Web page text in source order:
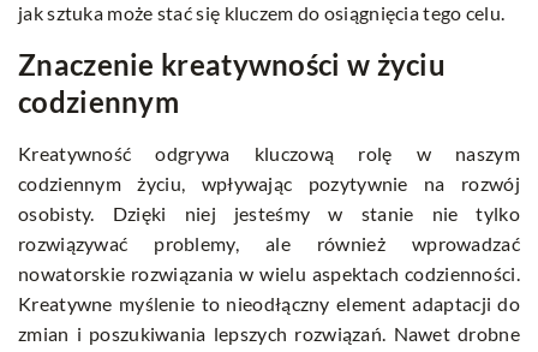
jak sztuka może stać się kluczem do osiągnięcia tego celu.
Znaczenie kreatywności w życiu
codziennym
Kreatywność odgrywa kluczową rolę w naszym
codziennym życiu, wpływając pozytywnie na rozwój
osobisty. Dzięki niej jesteśmy w stanie nie tylko
rozwiązywać problemy, ale również wprowadzać
nowatorskie rozwiązania w wielu aspektach codzienności.
Kreatywne myślenie to nieodłączny element adaptacji do
zmian i poszukiwania lepszych rozwiązań. Nawet drobne